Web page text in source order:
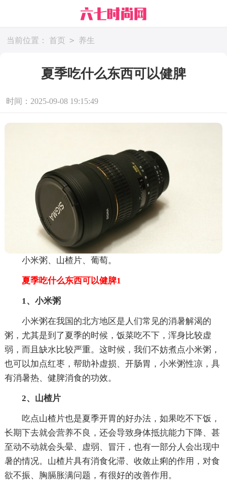
当前位置： 首页 > 养生
夏季吃什么东西可以健脾
时间：2025-09-08 19:15:49
小米粥、山楂片、葡萄。
夏季吃什么东西可以健脾1
1、小米粥
小米粥在我国的北方地区是人们常见的消暑解渴的
粥，尤其是到了夏季的时候，饭菜吃不下，浑身比较虚
弱，而且缺水比较严重。这时候，我们不妨煮点小米粥，
也可以加点红枣，帮助补虚损、开肠胃，小米粥性凉，具
有消暑热、健脾消食的功效。
2、山楂片
吃点山楂片也是夏季开胃的好办法，如果吃不下饭，
长期下去就会营养不良，还会导致身体抵抗能力下降、甚
至动不动就会头晕、虚弱、冒汗，也有一部分人会出现中
暑的情况。山楂片具有消食化滞、收敛止痢的作用，对食
欲不振、胸膈胀满问题，有很好的改善作用。